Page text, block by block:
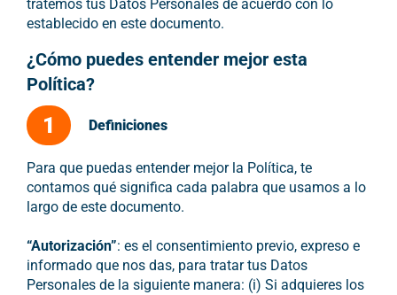
tratemos tus Datos Personales de acuerdo con lo
establecido en este documento.
¿Cómo puedes entender mejor esta
Política?
1 Definiciones
Para que puedas entender mejor la Política, te
contamos qué significa cada palabra que usamos a lo
largo de este documento.
“Autorización”: es el consentimiento previo, expreso e
informado que nos das, para tratar tus Datos
Personales de la siguiente manera: (i) Si adquieres los